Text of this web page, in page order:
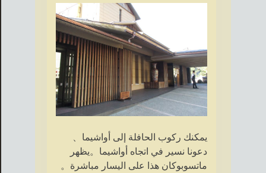
يمكنك ركوب الحافلة إلى أواشيما、
دعونا نسير في اتجاه أواشيما。يظهر
ماتسوبوكان هذا على اليسار مباشرة。